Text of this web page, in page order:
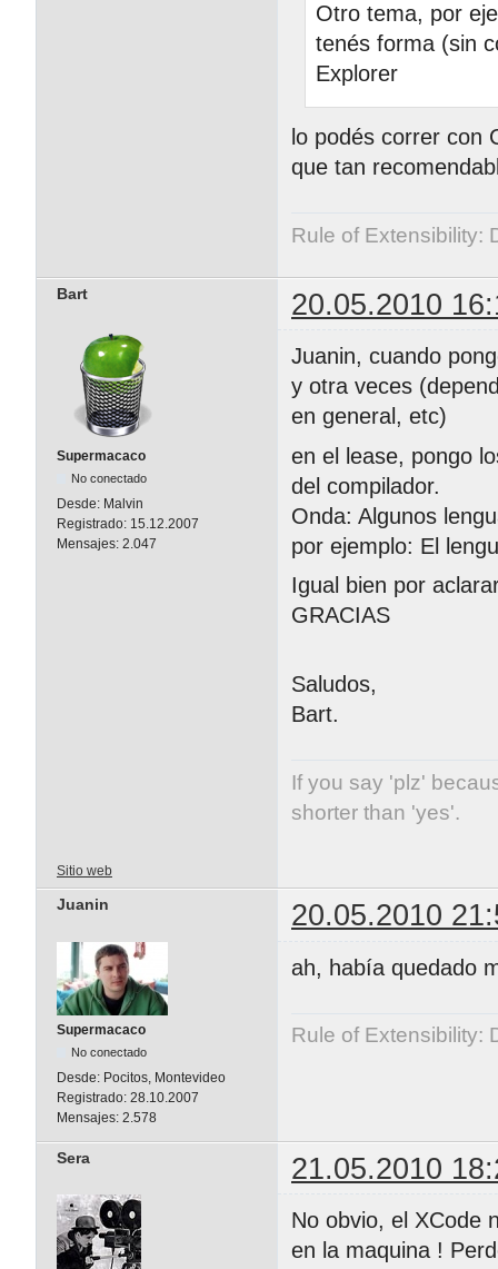
Otro tema, por
tenés forma (sin
Explorer
lo podés correr con
que tan
Rule of Extensibility:
Bart 20.05.2010
Supermacaco
No conectado
Desde: Malvin
Registrado: 15.12.2007
Mensajes: 2.047
Juanin, cuando
y otra veces
en general, etc)
en el lease, pongo
del compilador.
Onda: Algunos
por ejemplo: El
Igual bien por
GRACIAS
Saludos,
Bart.
If you say 'plz'
shorter than 'yes'.
Sitio web
Juanin 20.05.2010
Supermacaco
No conectado
Desde: Pocitos, Montevideo
Registrado: 28.10.2007
Mensajes: 2.578
ah, había quedado
Rule of Extensibility:
Sera 21.05.2010
No obvio, el XCode
en la maquina !